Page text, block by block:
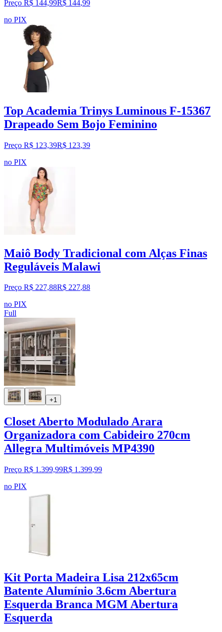
Preço R$ 144,99R$ 144,99
no PIX
Top Academia Trinys Luminous F-15367
Drapeado Sem Bojo Feminino
Preço R$ 123,39R$ 123,39
no PIX
Maiô Body Tradicional com Alças Finas
Reguláveis Malawi
Preço R$ 227,88R$ 227,88
no PIX
Full
+1
Closet Aberto Modulado Arara
Organizadora com Cabideiro 270cm
Allegra Multimóveis MP4390
Preço R$ 1.399,99R$ 1.399,99
no PIX
Kit Porta Madeira Lisa 212x65cm
Batente Alumínio 3.6cm Abertura
Esquerda Branca MGM Abertura
Esquerda